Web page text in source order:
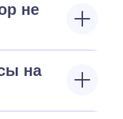
не
на